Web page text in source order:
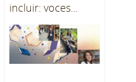
incluir: voces...